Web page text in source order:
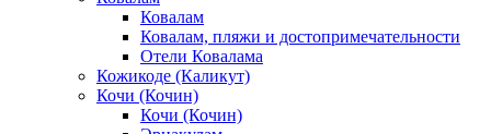
Ковалам
Ковалам, пляжи и достопримечательности
Отели Ковалама
Кожикоде (Каликут)
Кочи (Кочин)
Кочи (Кочин)